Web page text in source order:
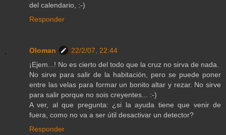
del calendario, :-)
Responder
Oloman
22/2/07, 22:44
¡Ejem...! No es cierto del todo que la cruz no sirva de nada.
No sirve para salir de la habitación, pero se puede poner
entre las velas para formar un bonito altar y rezar. No sirve
para salir porque no sois creyentes... :-)
A ver, al que pregunta: ¿si la ayuda tiene que venir de
fuera, como no va a ser útil desactivar un detector?
Responder